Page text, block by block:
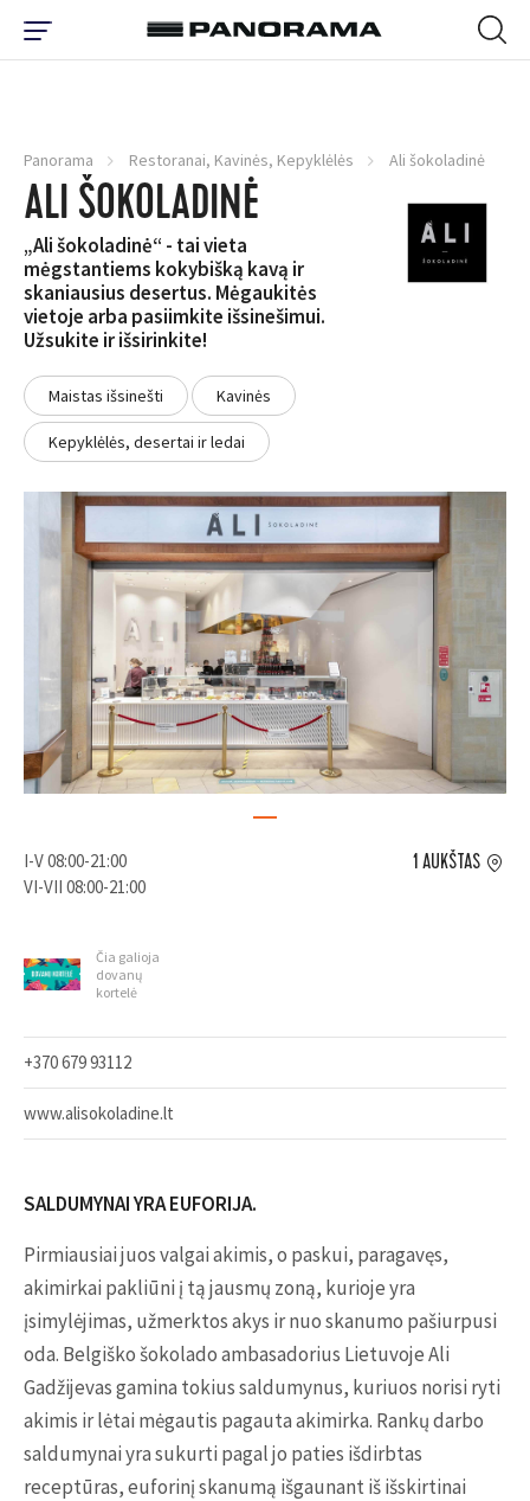
Panorama Restoranai, Kavinės, Kepyklėlės Ali šokoladinė
ALI ŠOKOLADINĖ
„Ali šokoladinė“ - tai vieta
mėgstantiems kokybišką kavą ir
skaniausius desertus. Mėgaukitės
vietoje arba pasiimkite išsinešimui.
Užsukite ir išsirinkite!
Maistas išsinešti Kavinės
Kepyklėlės, desertai ir ledai
I-V 08:00-21:00
VI-VII 08:00-21:00
Čia galioja
dovanų
kortelė
+370 679 93112
www.alisokoladine.lt
1 AUKŠTAS
SALDUMYNAI YRA EUFORIJA.
Pirmiausiai juos valgai akimis, o paskui, paragavęs,
akimirkai pakliūni į tą jausmų zoną, kurioje yra
įsimylėjimas, užmerktos akys ir nuo skanumo pašiurpusi
oda. Belgiško šokolado ambasadorius Lietuvoje Ali
Gadžijevas gamina tokius saldumynus, kuriuos norisi ryti
akimis ir lėtai mėgautis pagauta akimirka. Rankų darbo
saldumynai yra sukurti pagal jo paties išdirbtas
receptūras, euforinį skanumą išgaunant iš išskirtinai